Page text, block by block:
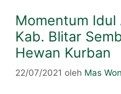
Momentum Idul
Kab. Blitar
Hewan Kurban
22/07/2021 oleh Mas